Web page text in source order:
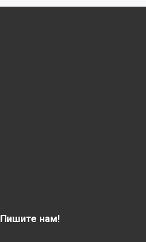
Пишите нам!